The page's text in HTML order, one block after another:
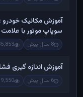
آموزش مکانیک خودرو
سوپاپ موتور با
8 سال پیش 435,853
آموزش اندازه گیری
6 سال پیش 419,550